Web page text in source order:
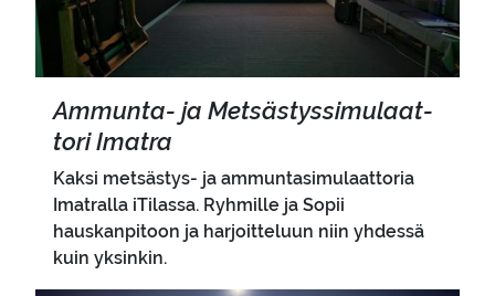
Ammunta-​ ja Met­säs­tys­si­mu­laat­
to­ri Imat­ra
Kaksi metsästys- ja ammuntasimulaattoria
Imatralla iTilassa. Ryhmille ja Sopii
hauskanpitoon ja harjoitteluun niin yhdessä
kuin yksinkin.